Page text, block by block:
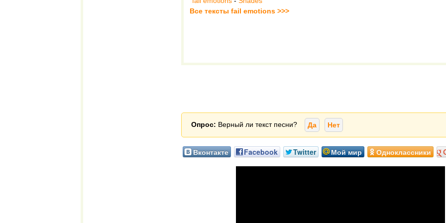
Все тексты fail emotions >>>
Опрос: Верный ли текст песни? Да Нет
Вконтакте Facebook Twitter Мой мир Одноклассники